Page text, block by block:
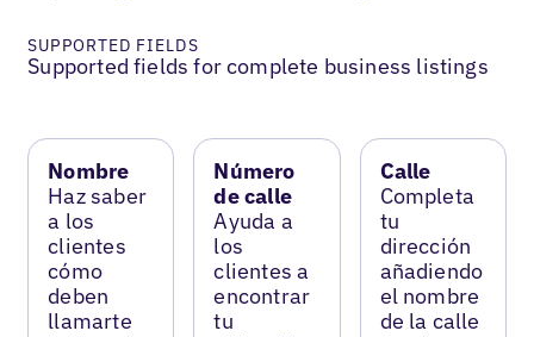
SUPPORTED FIELDS
Supported fields for complete business listings
Nombre
Haz saber
a los
clientes
cómo
deben
llamarte
Número
de calle
Ayuda a
los
clientes a
encontrar
tu
Calle
Completa
tu
dirección
añadiendo
el nombre
de la calle